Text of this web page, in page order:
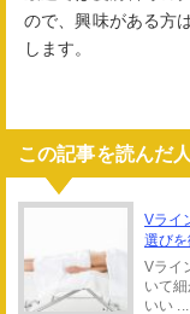
ので、興味がある方
します。
この記事を読んだ
Vライ
選び
Vライ
いて
いい ...